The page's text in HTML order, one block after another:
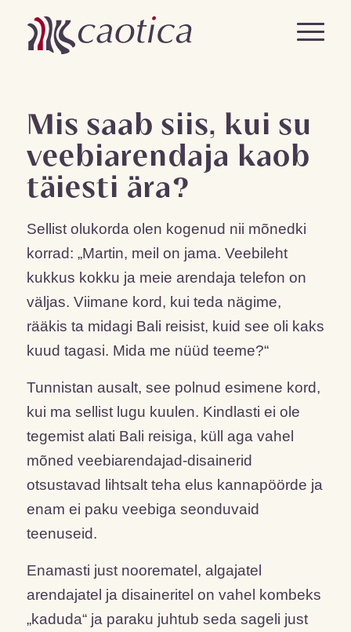
Mis saab siis, kui su
veebiarendaja kaob
täiesti ära?
Sellist olukorda olen kogenud nii mõnedki
korrad: „Martin, meil on jama. Veebileht
kukkus kokku ja meie arendaja telefon on
väljas. Viimane kord, kui teda nägime,
rääkis ta midagi Bali reisist, kuid see oli kaks
kuud tagasi. Mida me nüüd teeme?“
Tunnistan ausalt, see polnud esimene kord,
kui ma sellist lugu kuulen. Kindlasti ei ole
tegemist alati Bali reisiga, küll aga vahel
mõned veebiarendajad-disainerid
otsustavad lihtsalt teha elus kannapöörde ja
enam ei paku veebiga seonduvaid
teenuseid.
Enamasti just noorematel, algajatel
arendajatel ja disaineritel on vahel kombeks
„kaduda“ ja paraku juhtub seda sageli just